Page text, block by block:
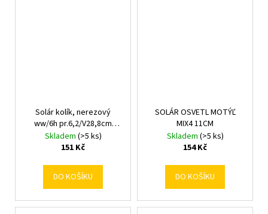
Solár kolík, nerezový
ww/6h pr.6,2/V28,8cm
3lumen
Skladem (>5 ks)
151 Kč
DO KOŠÍKU
SOLÁR OSVETL MOTÝĽ
MIX4 11CM
Skladem (>5 ks)
154 Kč
DO KOŠÍKU